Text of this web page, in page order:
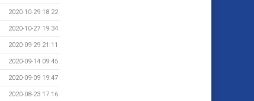
2020-10-29 18:22
2020-10-27 19:34
2020-09-29 21:11
2020-09-14 09:45
2020-09-09 19:47
2020-08-23 17:16